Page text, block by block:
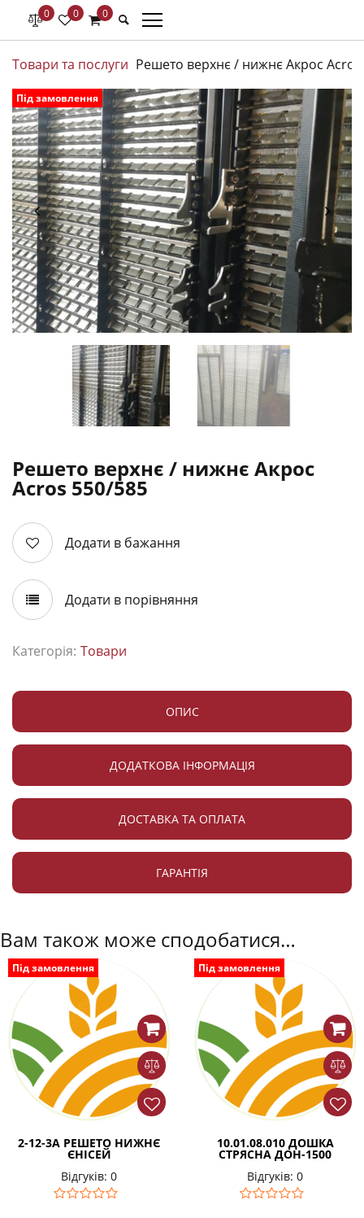
0 0 0
Товари та послуги Решето верхнє / нижнє Акрос
Під замовлення
Решето верхнє / нижнє Акрос
Acros 550/585
Додати в бажання
Додати в порівняння
Категорія: Товари
ОПИС
ДОДАТКОВА ІНФОРМАЦІЯ
ДОСТАВКА ТА ОПЛАТА
ГАРАНТІЯ
Вам також може сподобатися…
Під замовлення
2-12-3А РЕШЕТО НИЖНЄ
ЄНІСЕЙ
Відгуків: 0
Під замовлення
10.01.08.010 ДОШКА
СТРЯСНА ДОН-1500
Відгуків: 0